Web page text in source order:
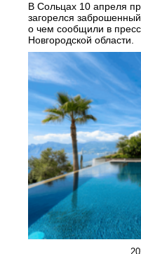
В Сольцах 10 апреля
загорелся
о чем сообщили в
Новгородской области.